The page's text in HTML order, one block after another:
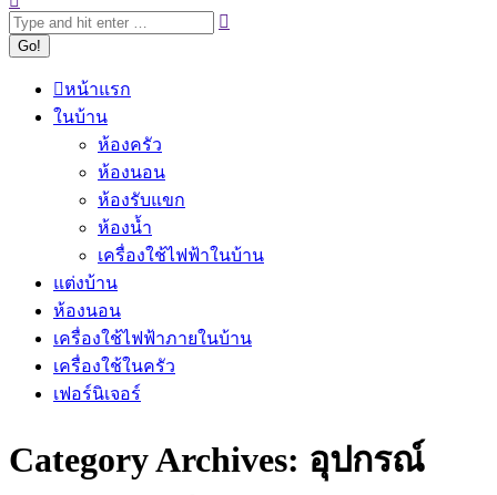
หน้าแรก
ในบ้าน
ห้องครัว
ห้องนอน
ห้องรับแขก
ห้องน้ำ
เครื่องใช้ไฟฟ้าในบ้าน
แต่งบ้าน
ห้องนอน
เครื่องใช้ไฟฟ้าภายในบ้าน
เครื่องใช้ในครัว
เฟอร์นิเจอร์
Category Archives: อุปกรณ์